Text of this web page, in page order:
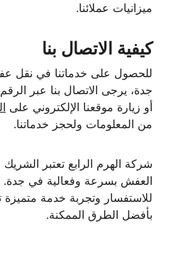
ميزانيات عملائنا.
كيفية الاتصال بنا
للحصول على خدماتنا في نقل
جدة، يرجى الاتصال بنا عبر الرقم
أو زيارة موقعنا الإلكتروني على
من المعلومات ولحجز خدماتنا.
شركة الهرم الرابع تعتبر الشريك
العفش بسرعة وفعالية في جدة.
للاستفسار وتجربة خدمة متميزة
بأفضل الطرق الممكنة.